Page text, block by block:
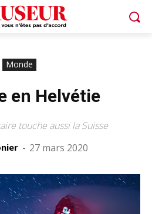
Monde
en Helvétie
touche aussi la Suisse
- 27 mars 2020